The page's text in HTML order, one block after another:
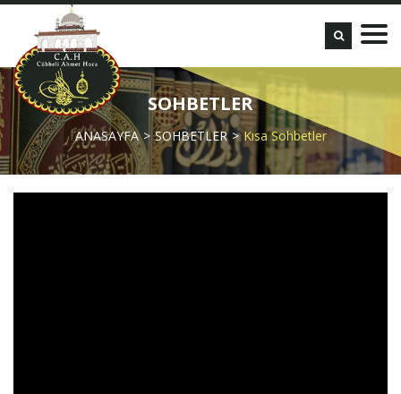
SOHBETLER
ANASAYFA SOHBETLER Kısa Sohbetler